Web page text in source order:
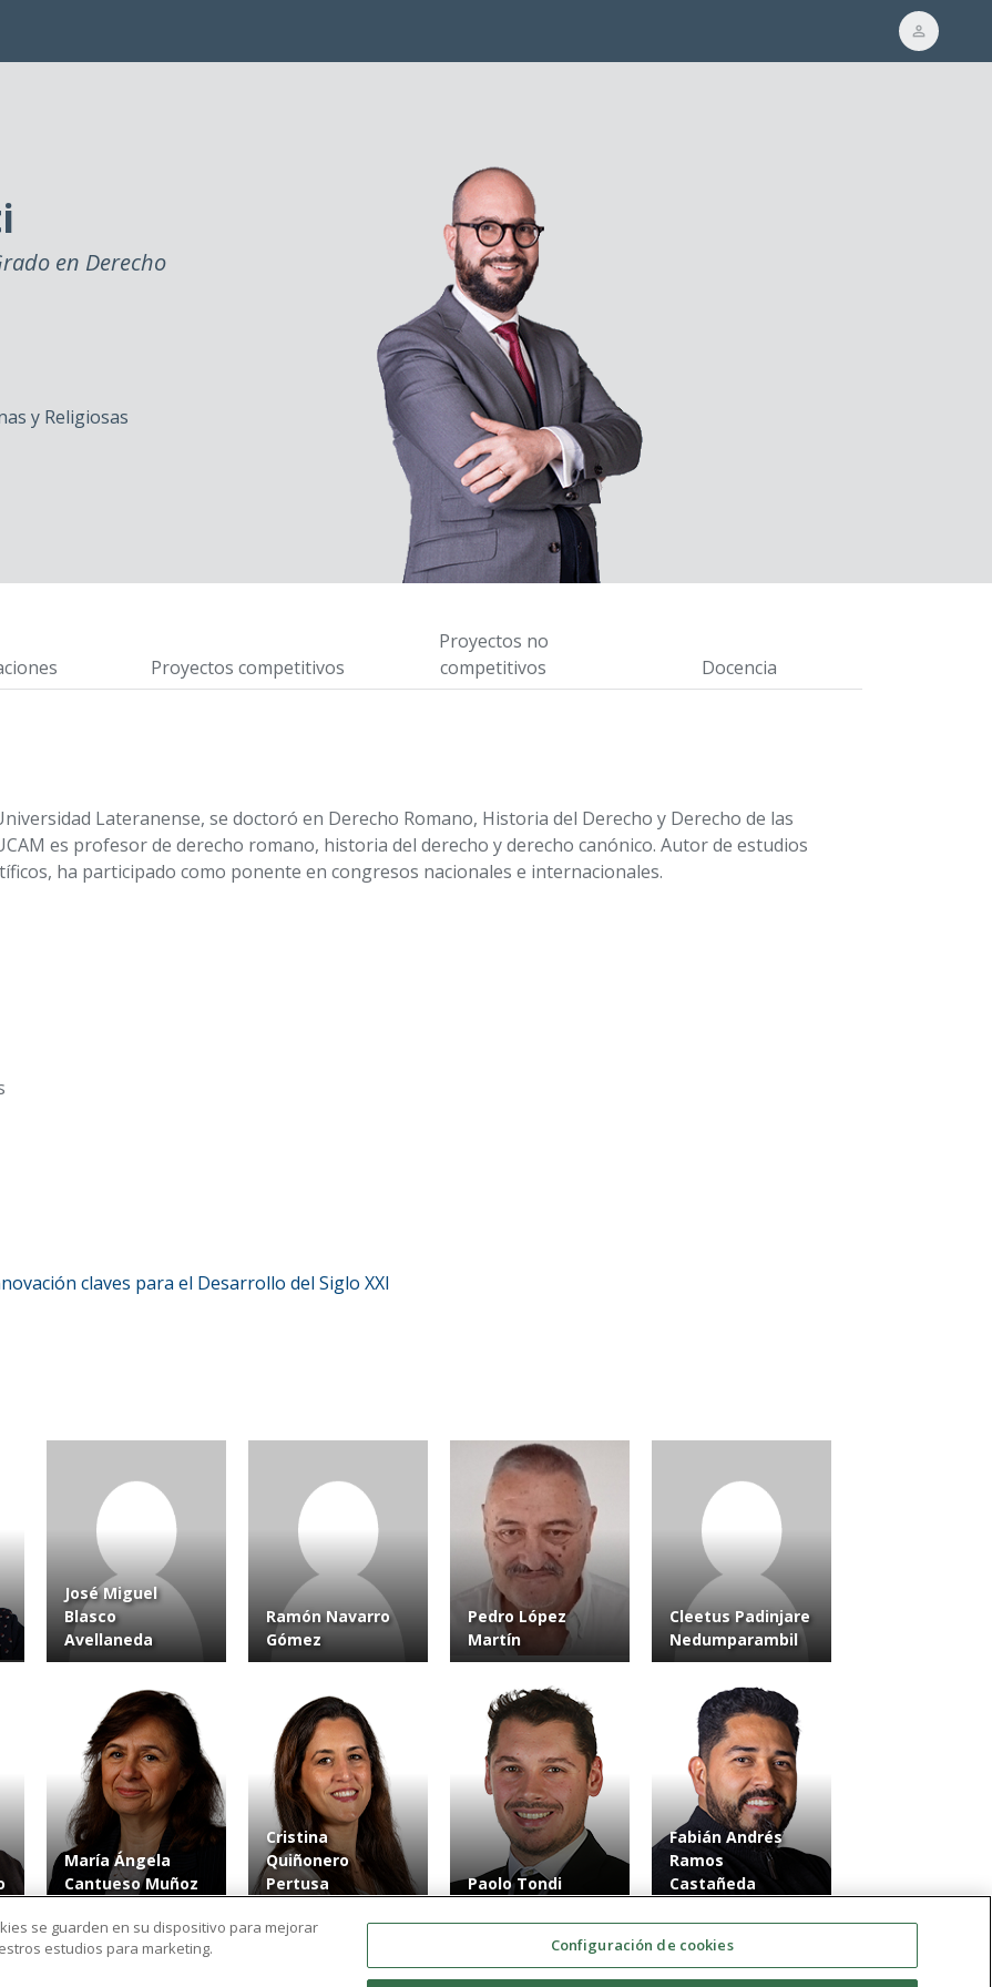
en Derecho
y Religiosas
Proyectos competitivos
Proyectos no
competitivos
Docencia
Lateranense, se doctoró en Derecho Romano, Historia del Derecho y Derecho de las
es profesor de derecho romano, historia del derecho y derecho canónico. Autor de estudios
ha participado como ponente en congresos nacionales e internacionales.
claves para el Desarrollo del Siglo XXI
José Miguel
Blasco
Avellaneda
Ramón Navarro
Gómez
Pedro López
Martín
Cleetus Padinjare
Nedumparambil
María Ángela
Cantueso Muñoz
Cristina
Quiñonero
Pertusa
Paolo Tondi
Fabián Andrés
Ramos
Castañeda
se guarden en su dispositivo para mejorar
estudios para marketing.
Configuración de cookies